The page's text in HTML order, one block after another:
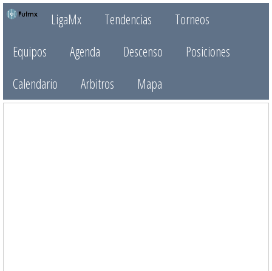
LigaMx Tendencias
Torneos
Equipos
Agenda Descenso
Posiciones
Calendario
Arbitros Mapa